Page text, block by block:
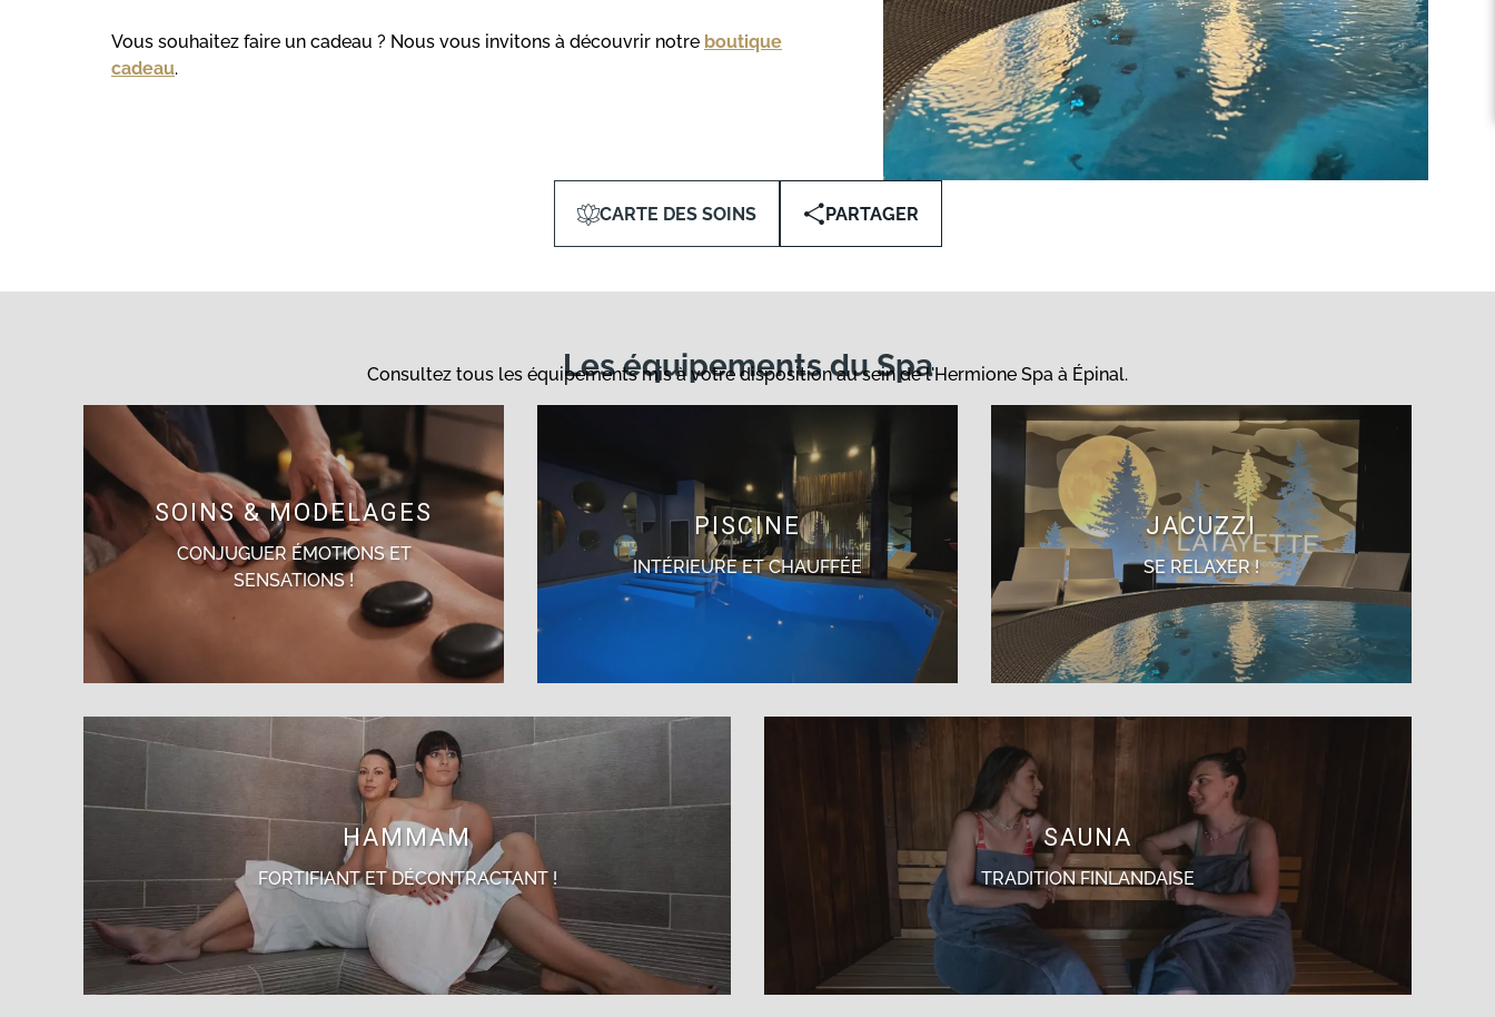
Vous souhaitez faire un cadeau ? Nous vous invitons à découvrir notre boutique
cadeau.
CARTE DES SOINS PARTAGER
Les équipements du Spa
Consultez tous les équipements mis à votre disposition au sein de l'Hermione Spa à Épinal.
SOINS & MODELAGES
CONJUGUER ÉMOTIONS ET
SENSATIONS !
PISCINE
INTÉRIEURE ET CHAUFFÉE
JACUZZI
SE RELAXER !
HAMMAM
FORTIFIANT ET DÉCONTRACTANT !
SAUNA
TRADITION FINLANDAISE